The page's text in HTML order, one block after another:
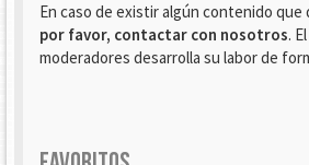
En caso de existir algún contenido que
por favor, contactar con nosotros.
moderadores desarrolla su labor de